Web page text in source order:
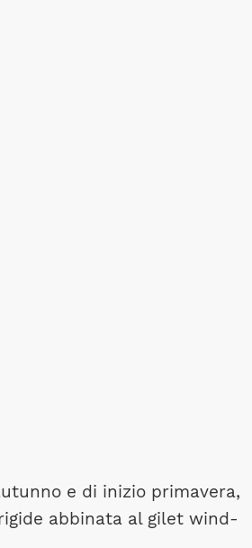
e di inizio primavera,
abbinata al gilet wind-